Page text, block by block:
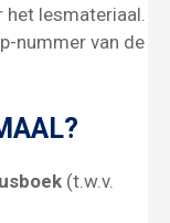
het lesmateriaal.
nummer van de
(t.w.v.